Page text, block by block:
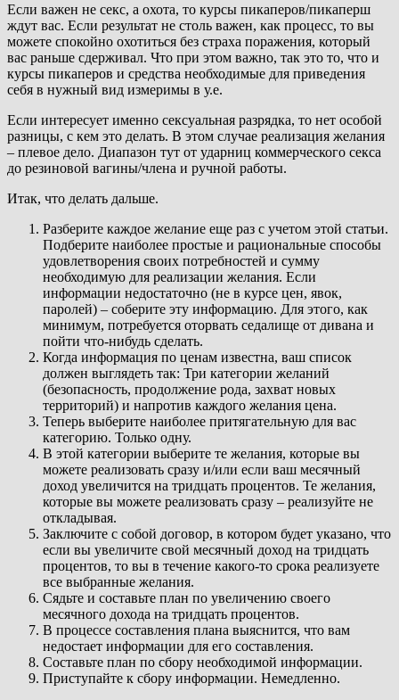
Если важен не секс, а охота, то курсы пикаперов/пикаперш
ждут вас. Если результат не столь важен, как процесс, то вы
можете спокойно охотиться без страха поражения, который
вас раньше сдерживал. Что при этом важно, так это то, что и
курсы пикаперов и средства необходимые для приведения
себя в нужный вид измеримы в у.е.
Если интересует именно сексуальная разрядка, то нет особой
разницы, с кем это делать. В этом случае реализация желания
– плевое дело. Диапазон тут от ударниц коммерческого секса
до резиновой вагины/члена и ручной работы.
Итак, что делать дальше.
Разберите каждое желание еще раз с учетом этой статьи.
Подберите наиболее простые и рациональные способы
удовлетворения своих потребностей и сумму
необходимую для реализации желания. Если
информации недостаточно (не в курсе цен, явок,
паролей) – соберите эту информацию. Для этого, как
минимум, потребуется оторвать седалище от дивана и
пойти что-нибудь сделать.
Когда информация по ценам известна, ваш список
должен выглядеть так: Три категории желаний
(безопасность, продолжение рода, захват новых
территорий) и напротив каждого желания цена.
Теперь выберите наиболее притягательную для вас
категорию. Только одну.
В этой категории выберите те желания, которые вы
можете реализовать сразу и/или если ваш месячный
доход увеличится на тридцать процентов. Те желания,
которые вы можете реализовать сразу – реализуйте не
откладывая.
Заключите с собой договор, в котором будет указано, что
если вы увеличите свой месячный доход на тридцать
процентов, то вы в течение какого-то срока реализуете
все выбранные желания.
Сядьте и составьте план по увеличению своего
месячного дохода на тридцать процентов.
В процессе составления плана выяснится, что вам
недостает информации для его составления.
Составьте план по сбору необходимой информации.
Приступайте к сбору информации. Немедленно.